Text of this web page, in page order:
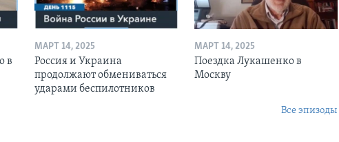
в
МАРТ 14, 2025
Россия и Украина
продолжают обмениваться
ударами беспилотников
МАРТ 14, 2025
Поездка Лукашенко в
Москву
Все эпизоды